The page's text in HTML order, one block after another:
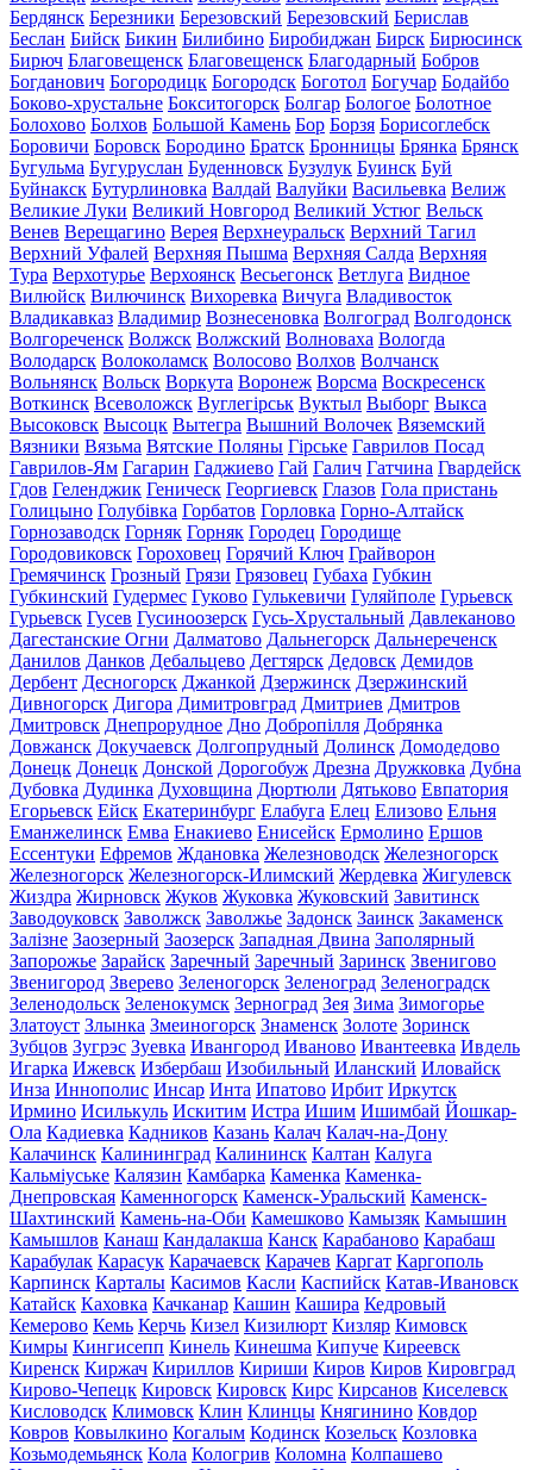
Бердянск Березники Березовский Березовский Берислав
Беслан Бийск Бикин Билибино Биробиджан Бирск Бирюсинск
Бирюч Благовещенск Благовещенск Благодарный Бобров
Богданович Богородицк Богородск Боготол Богучар Бодайбо
Боково-хрустальне Бокситогорск Болгар Бологое Болотное
Болохово Болхов Большой Камень Бор Борзя Борисоглебск
Боровичи Боровск Бородино Братск Бронницы Брянка Брянск
Бугульма Бугуруслан Буденновск Бузулук Буинск Буй
Буйнакск Бутурлиновка Валдай Валуйки Васильевка Велиж
Великие Луки Великий Новгород Великий Устюг Вельск
Венев Верещагино Верея Верхнеуральск Верхний Тагил
Верхний Уфалей Верхняя Пышма Верхняя Салда Верхняя
Тура Верхотурье Верхоянск Весьегонск Ветлуга Видное
Вилюйск Вилючинск Вихоревка Вичуга Владивосток
Владикавказ Владимир Вознесеновка Волгоград Волгодонск
Волгореченск Волжск Волжский Волноваха Вологда
Володарск Волоколамск Волосово Волхов Волчанск
Вольнянск Вольск Воркута Воронеж Ворсма Воскресенск
Воткинск Всеволожск Вуглегірськ Вуктыл Выборг Выкса
Высоковск Высоцк Вытегра Вышний Волочек Вяземский
Вязники Вязьма Вятские Поляны Гірське Гаврилов Посад
Гаврилов-Ям Гагарин Гаджиево Гай Галич Гатчина Гвардейск
Гдов Геленджик Геническ Георгиевск Глазов Гола пристань
Голицыно Голубівка Горбатов Горловка Горно-Алтайск
Горнозаводск Горняк Горняк Городец Городище
Городовиковск Гороховец Горячий Ключ Грайворон
Гремячинск Грозный Грязи Грязовец Губаха Губкин
Губкинский Гудермес Гуково Гулькевичи Гуляйполе Гурьевск
Гурьевск Гусев Гусиноозерск Гусь-Хрустальный Давлеканово
Дагестанские Огни Далматово Дальнегорск Дальнереченск
Данилов Данков Дебальцево Дегтярск Дедовск Демидов
Дербент Десногорск Джанкой Дзержинск Дзержинский
Дивногорск Дигора Димитровград Дмитриев Дмитров
Дмитровск Днепрорудное Дно Добропілля Добрянка
Довжанск Докучаевск Долгопрудный Долинск Домодедово
Донецк Донецк Донской Дорогобуж Дрезна Дружковка Дубна
Дубовка Дудинка Духовщина Дюртюли Дятьково Евпатория
Егорьевск Ейск Екатеринбург Елабуга Елец Елизово Ельня
Еманжелинск Емва Енакиево Енисейск Ермолино Ершов
Ессентуки Ефремов Ждановка Железноводск Железногорск
Железногорск Железногорск-Илимский Жердевка Жигулевск
Жиздра Жирновск Жуков Жуковка Жуковский Завитинск
Заводоуковск Заволжск Заволжье Задонск Заинск Закаменск
Залізне Заозерный Заозерск Западная Двина Заполярный
Запорожье Зарайск Заречный Заречный Заринск Звенигово
Звенигород Зверево Зеленогорск Зеленоград Зеленоградск
Зеленодольск Зеленокумск Зерноград Зея Зима Зимогорье
Златоуст Злынка Змеиногорск Знаменск Золоте Зоринск
Зубцов Зугрэс Зуевка Ивангород Иваново Ивантеевка Ивдель
Игарка Ижевск Избербаш Изобильный Иланский Иловайск
Инза Иннополис Инсар Инта Ипатово Ирбит Иркутск
Ирмино Исилькуль Искитим Истра Ишим Ишимбай Йошкар-
Ола Кадиевка Кадников Казань Калач Калач-на-Дону
Калачинск Калининград Калининск Калтан Калуга
Кальміуське Калязин Камбарка Каменка Каменка-
Днепровская Каменногорск Каменск-Уральский Каменск-
Шахтинский Камень-на-Оби Камешково Камызяк Камышин
Камышлов Канаш Кандалакша Канск Карабаново Карабаш
Карабулак Карасук Карачаевск Карачев Каргат Каргополь
Карпинск Карталы Касимов Касли Каспийск Катав-Ивановск
Катайск Каховка Качканар Кашин Кашира Кедровый
Кемерово Кемь Керчь Кизел Кизилюрт Кизляр Кимовск
Кимры Кингисепп Кинель Кинешма Кипуче Киреевск
Киренск Киржач Кириллов Кириши Киров Киров Кировград
Кирово-Чепецк Кировск Кировск Кирс Кирсанов Киселевск
Кисловодск Климовск Клин Клинцы Княгинино Ковдор
Ковров Ковылкино Когалым Кодинск Козельск Козловка
Козьмодемьянск Кола Кологрив Коломна Колпашево